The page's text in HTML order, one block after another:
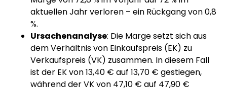
aktuellen Jahr verloren – ein Rückgang von 0,8
%.
Ursachenanalyse: Die Marge setzt sich aus
dem Verhältnis von Einkaufspreis (EK) zu
Verkaufspreis (VK) zusammen. In diesem Fall
ist der EK von 13,40 € auf 13,70 € gestiegen,
während der VK von 47,10 € auf 47,90 €